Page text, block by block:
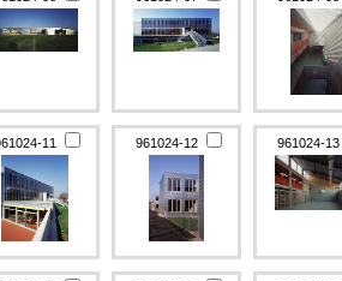
11 961024-12 961024-13